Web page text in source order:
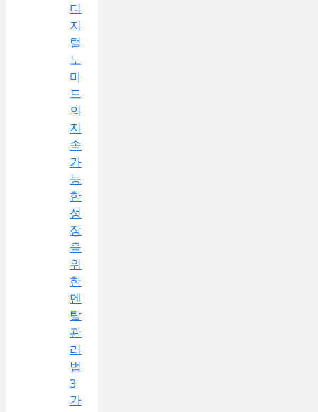
디
지
털
노
마
드
의
지
속
가
능
한
성
장
을
위
한
멘
탈
관
리
법
3
가